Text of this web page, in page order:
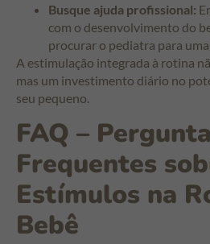
Busque ajuda profissional:
com o desenvolvimento do
procurar o pediatra para uma
A estimulação integrada à rotina
mas um investimento diário no
seu pequeno.
FAQ –
Frequentes
Estímulos na
Bebê